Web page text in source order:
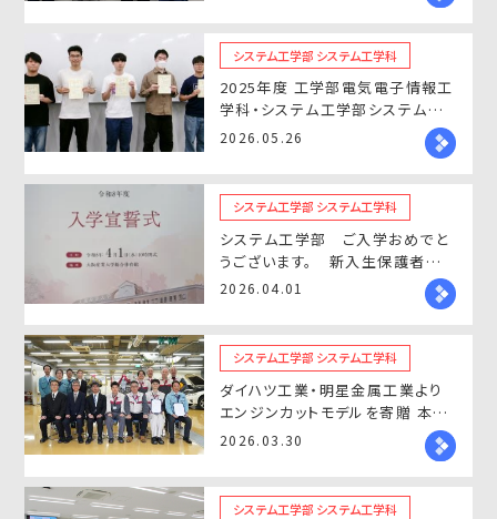
システム工学部 システム工学科
2025年度 工学部電気電子情報工
学科・システム工学部システム工
学科の学業優秀賞を表彰
2026.05.26
システム工学部 システム工学科
システム工学部 ご入学おめでと
うございます。 新入生保護者教
育懇談会・新入生学生証交付など
2026.04.01
システム工学部 システム工学科
ダイハツ工業・明星金属工業より
エンジンカットモデルを寄贈 本学
で贈呈式を開催
2026.03.30
システム工学部 システム工学科